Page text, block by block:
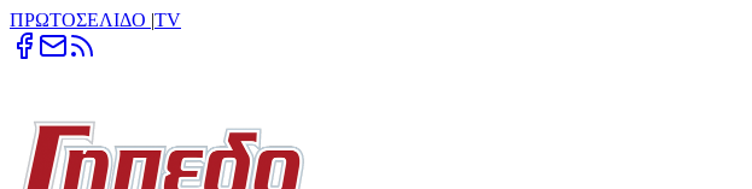
ΠΡΩΤΟΣΕΛΙΔΟ |TV